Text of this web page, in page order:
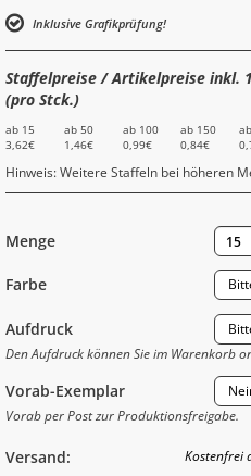
Inklusive Grafikprüfung!
Staffelpreise / Artikelpreise inkl.
(pro Stck.)
ab 15
3,62€
ab 50
1,46€
ab 100
0,99€
ab 150
0,84€
Hinweis: Weitere Staffeln bei höheren
Menge
Farbe
Aufdruck
Den Aufdruck können Sie im Warenkorb
Vorab-Exemplar
Vorab per Post zur Produktionsfreigabe.
Versand: Kostenfrei